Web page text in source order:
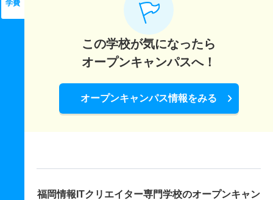
学費
この学校が気になったら
オープンキャンパスへ！
オープンキャンパス情報をみる
福岡情報ITクリエイター専門学校のオープンキャン